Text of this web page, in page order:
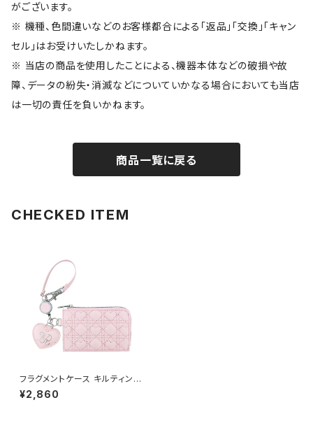
がございます。
※ 機種、色間違いなどのお客様都合による「返品」「交換」「キャン
セル」はお受けいたしかねます。
※ 当店の商品を使用したことによる、機器本体などの破損や故
障、データの紛失・消滅などについていかなる場合においても当店
は一切の責任を負いかねます。
商品一覧に戻る
CHECKED ITEM
フラグメントケース キルティング
GWT0033-PK（ピンク）
¥2,860